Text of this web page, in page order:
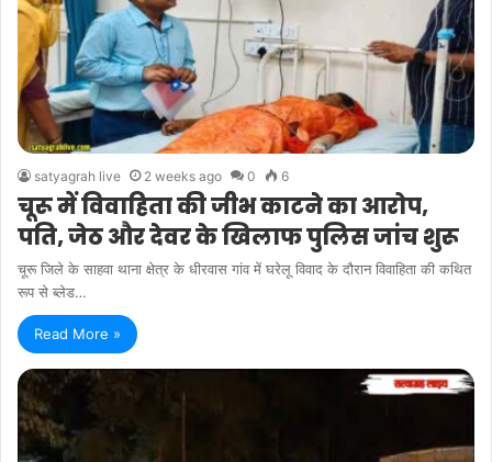
satyagrah live 2 weeks ago 0 6
चूरू में विवाहिता की जीभ काटने का आरोप,
पति, जेठ और देवर के खिलाफ पुलिस जांच शुरू
चूरू जिले के साहवा थाना क्षेत्र के धीरवास गांव में घरेलू विवाद के दौरान विवाहिता की कथित
रूप से ब्लेड…
Read More »